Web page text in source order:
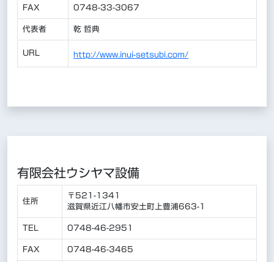
FAX 0748-33-3067
代表者 乾 哲典
URL http://www.inui-setsubi.com/
有限会社ウシヤマ設備
住所
〒521-1341
滋賀県近江八幡市安土町上豊浦663-1
TEL 0748-46-2951
FAX 0748-46-3465